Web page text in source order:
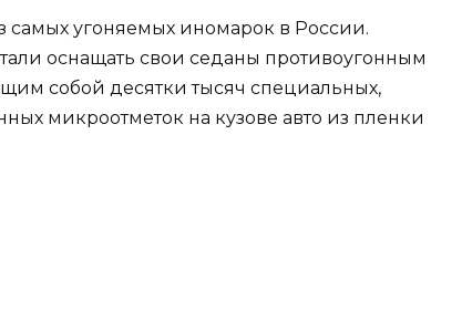
самых угоняемых иномарок в России.
оснащать свои седаны противоугонным
собой десятки тысяч специальных,
микроотметок на кузове авто из пленки